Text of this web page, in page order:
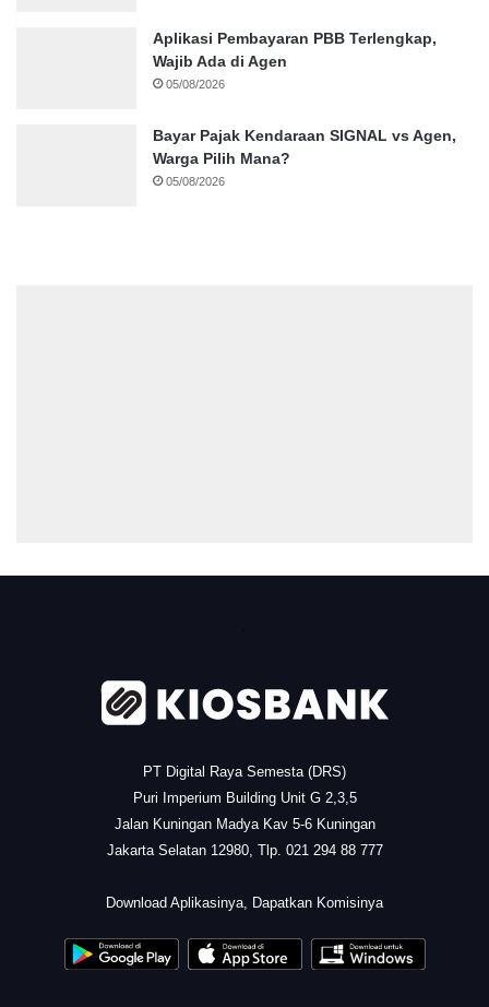
Aplikasi Pembayaran PBB Terlengkap,
Wajib Ada di Agen
05/08/2026
Bayar Pajak Kendaraan SIGNAL vs Agen,
Warga Pilih Mana?
05/08/2026
PT Digital Raya Semesta (DRS)
Puri Imperium Building Unit G 2,3,5
Jalan Kuningan Madya Kav 5-6 Kuningan
Jakarta Selatan 12980, Tlp. 021 294 88 777
Download Aplikasinya, Dapatkan Komisinya